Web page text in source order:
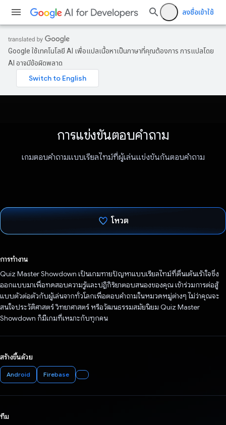
ลงชื่อเข้าใช้
Google ใช้เทคโนโลยี AI เพื่อแปลเนื้อหาเป็นภาษาที่คุณต้องการ การแปลโดย
AI อาจมีข้อผิดพลาด
การแข่งขันตอบคำถาม
เกมตอบคำถามแบบเรียลไทม์ที่ผู้เล่นแข่งขันกันตอบคำถาม
โหวต
การทำงาน
Quiz Master Showdown เป็นเกมทายปัญหาแบบเรียลไทม์ที่ตื่นเต้นเร้าใจซึ่ง
ออกแบบมาเพื่อทดสอบความรู้และปฏิกิริยาตอบสนองของคุณ เข้าร่วมการต่อสู้
แบบตัวต่อตัวกับผู้เล่นจากทั่วโลกเพื่อตอบคำถามในหมวดหมู่ต่างๆ ไม่ว่าคุณจะ
สนใจประวัติศาสตร์ วิทยาศาสตร์ หรือวัฒนธรรมสมัยนิยม Quiz Master
Showdown ก็มีเกมที่เหมาะกับทุกคน
สร้างขึ้นด้วย
Android Firebase
ทีม